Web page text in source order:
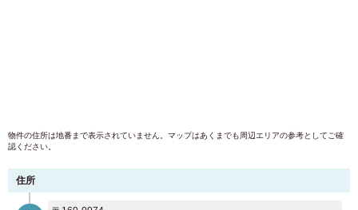
物件の住所は地番まで表示されていません。マップはあくまでも周辺エリアの参考としてご確
認ください。
住所
お部屋探しのお客様専用
03-6712-4346